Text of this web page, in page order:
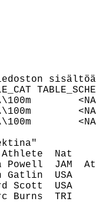
Nat
JAM
Gatlin  USA
Scott  USA
Burns  TRI